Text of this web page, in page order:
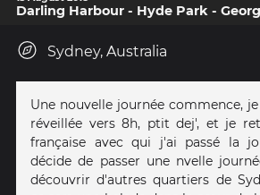
Darling Harbour - Hyde Park -
Sydney, Australia
Une nouvelle journée commence,
réveillée vers 8h, ptit dej', et je
française avec qui j'ai passé la
décide de passer une nvelle
découvrir d'autres quartiers de